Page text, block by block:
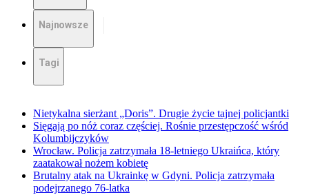
Najnowsze
Tagi
Nietykalna sierżant „Doris”. Drugie życie tajnej policjantki
Sięgają po nóż coraz częściej. Rośnie przestępczość wśród
Kolumbijczyków
Wrocław. Policja zatrzymała 18-letniego Ukraińca, który
zaatakował nożem kobietę
Brutalny atak na Ukrainkę w Gdyni. Policja zatrzymała
podejrzanego 76-latka